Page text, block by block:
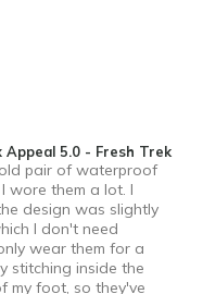
5.0 - Fresh Trek
pair of waterproof
wore them a lot. I
design was slightly
I don't need
wear them for a
stitching inside the
my foot, so they've